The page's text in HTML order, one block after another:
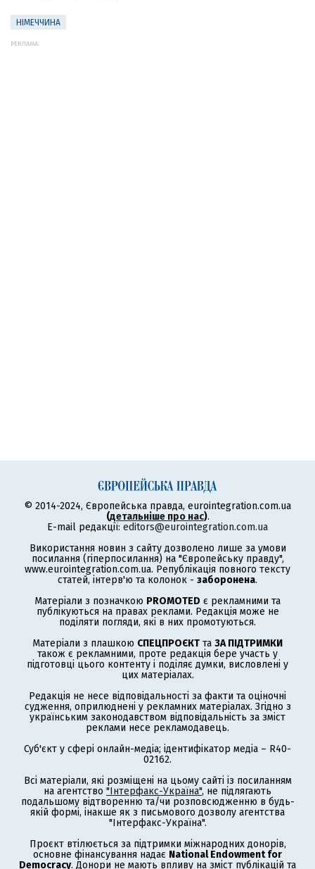
НІМЕЧЧИНА
РЕКЛАМА:
© 2014-2024, Європейська правда, eurointegration.com.ua
(детальніше про нас).
E-mail редакції: editors@eurointegration.com.ua
Використання новин з сайту дозволено лише за умови
посилання (гіперпосилання) на "Європейську правду",
www.eurointegration.com.ua. Републікація повного тексту
статей, інтерв'ю та колонок - заборонена.
Матеріали з позначкою PROMOTED є рекламними та
публікуються на правах реклами. Редакція може не
поділяти погляди, які в них промотуються.
Матеріали з плашкою СПЕЦПРОЄКТ та ЗА ПІДТРИМКИ
також є рекламними, проте редакція бере участь у
підготовці цього контенту і поділяє думки, висловлені у
цих матеріалах.
Редакція не несе відповідальності за факти та оціночні
судження, оприлюднені у рекламних матеріалах. Згідно з
українським законодавством відповідальність за зміст
реклами несе рекламодавець.
Суб'єкт у сфері онлайн-медіа; ідентифікатор медіа – R40-
02162.
Всі матеріали, які розміщені на цьому сайті із посиланням
на агентство "Інтерфакс-Україна", не підлягають
подальшому відтворенню та/чи розповсюдженню в будь-
якій формі, інакше як з письмового дозволу агентства
"Інтерфакс-Україна".
Проєкт втілюється за підтримки міжнародних донорів,
основне фінансування надає National Endowment for
Democracy. Донори не мають впливу на зміст публікацій та